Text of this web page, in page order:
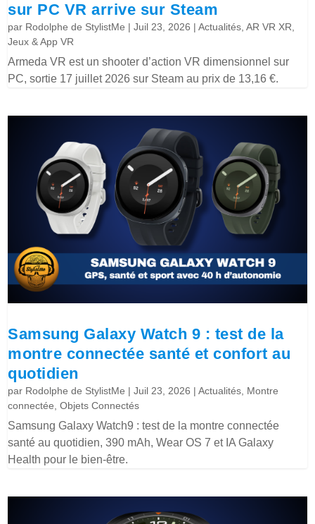
sur PC VR arrive sur Steam
par Rodolphe de StylistMe |Juil 23, 2026 |Actualités ,AR VR XR
Jeux & App VR
Armeda VR est un shooter d’action VR dimensionnel sur
PC, sortie 17 juillet 2026 sur Steam au prix de 13,16 €.
Samsung Galaxy Watch 9 : test de la
montre connectée santé et confort au
quotidien
par Rodolphe de StylistMe |Juil 23, 2026 |Actualités Montre
connectée ,Objets Connectés
Samsung Galaxy Watch9 : test de la montre connectée
santé au quotidien, 390 mAh, Wear OS 7 et IA Galaxy
Health pour le bien-être.